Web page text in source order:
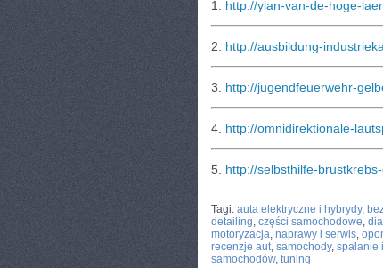
1. http://ylan-van-de-hoge-
2. http://ausbildung-
3. http://jugendfeuerwehr-
4. http://omnidirektionale-
5. http://selbsthilfe-
Tagi: auta elektryczne i hybrydy,
detailing, części samochodowe,
motoryzacja, naprawy i serwis,
recenzje aut, samochody, spalanie
samochodów, tuning